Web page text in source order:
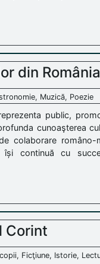
din România
Muzică, Poezie
public,
cunoaşterea
colaborare româno-
își continuă cu
Corint
Ficţiune, Istorie,